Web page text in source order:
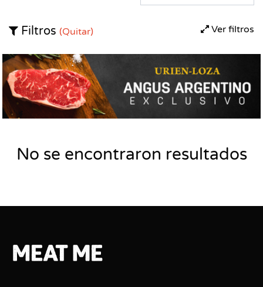
Ver filtros
Filtros (Quitar)
No se encontraron resultados